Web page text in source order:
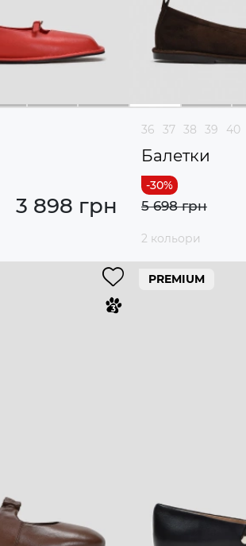
3 898 грн
36 37 38 39 40
Балетки
5 698 грн
2 кольори
PREMIUM